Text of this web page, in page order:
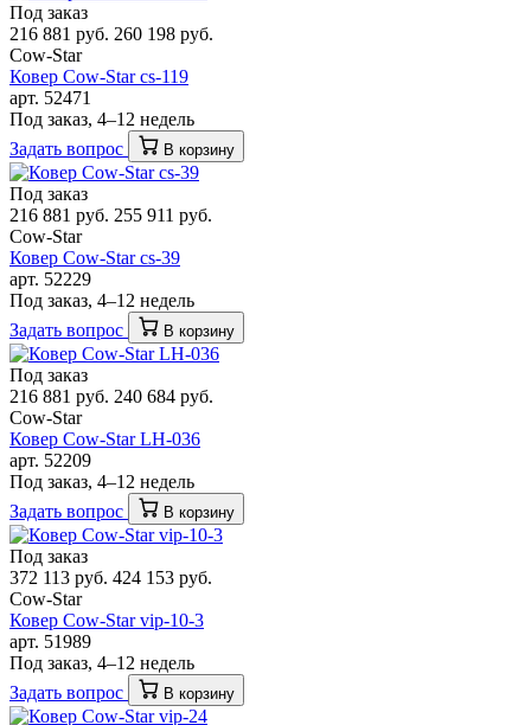
Под заказ
216 881 руб. 260 198 руб.
Cow-Star
Ковер Cow-Star cs-119
арт. 52471
Под заказ, 4–12 недель
Задать вопрос
В корзину
Под заказ
216 881 руб. 255 911 руб.
Cow-Star
Ковер Cow-Star cs-39
арт. 52229
Под заказ, 4–12 недель
Задать вопрос
В корзину
Под заказ
216 881 руб. 240 684 руб.
Cow-Star
Ковер Cow-Star LH-036
арт. 52209
Под заказ, 4–12 недель
Задать вопрос
В корзину
Под заказ
372 113 руб. 424 153 руб.
Cow-Star
Ковер Cow-Star vip-10-3
арт. 51989
Под заказ, 4–12 недель
Задать вопрос
В корзину